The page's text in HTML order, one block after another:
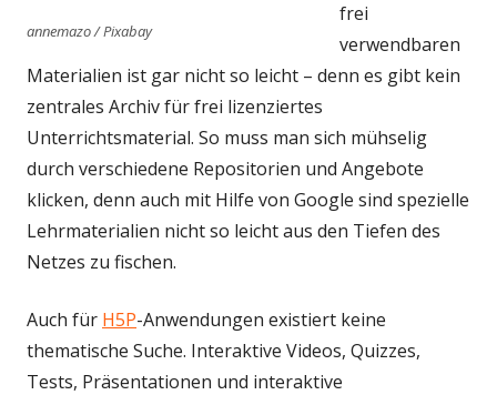
annemazo / Pixabay
frei
verwendbaren
Materialien ist gar nicht so leicht – denn es gibt kein
zentrales Archiv für frei lizenziertes
Unterrichtsmaterial. So muss man sich mühselig
durch verschiedene Repositorien und Angebote
klicken, denn auch mit Hilfe von Google sind spezielle
Lehrmaterialien nicht so leicht aus den Tiefen des
Netzes zu fischen.
Auch für H5P-Anwendungen existiert keine
thematische Suche. Interaktive Videos, Quizzes,
Tests, Präsentationen und interaktive